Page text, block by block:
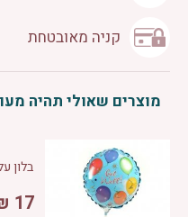
קניה מאובטחת
מוצרים שאולי תהיה
בלון
17